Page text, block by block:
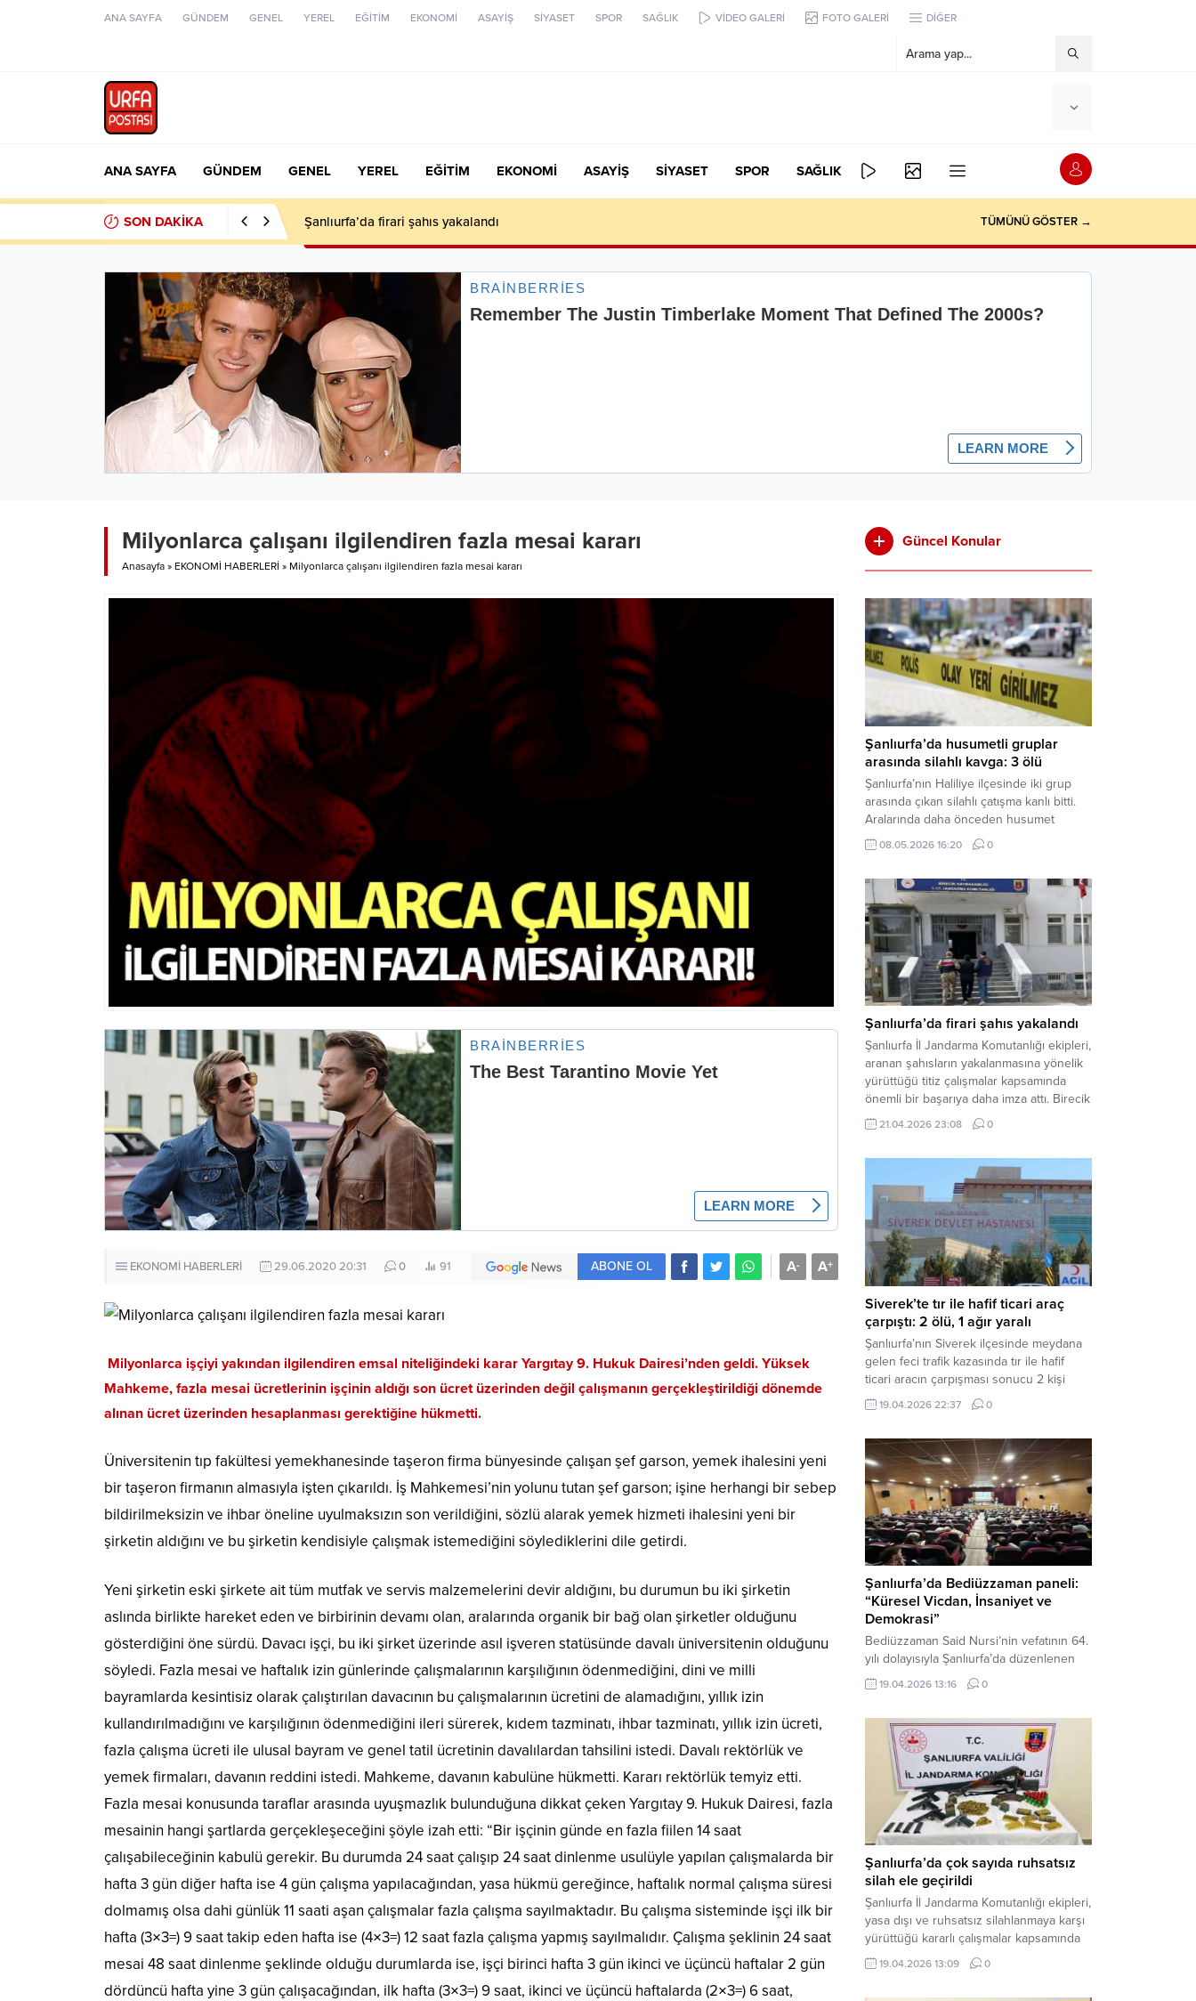
ANA SAYFA GÜNDEM GENEL YEREL EĞİTİM EKONOMİ ASAYİŞ SİYASET SPOR SAĞLIK VİDEO GALERİ FOTO GALERİ DİĞER
ANA SAYFA GÜNDEM GENEL YEREL EĞİTİM EKONOMİ ASAYİŞ SİYASET SPOR SAĞLIK
SON DAKİKA Şanlıurfa’da firari şahıs yakalandı TÜMÜNÜ GÖSTER →
Milyonlarca çalışanı ilgilendiren fazla mesai kararı
Anasayfa » EKONOMİ HABERLERİ » Milyonlarca çalışanı ilgilendiren fazla mesai kararı
EKONOMİ HABERLERİ 29.06.2020 20:31 0 91 A+
A-
ABONE OL
Milyonlarca işçiyi yakından ilgilendiren emsal niteliğindeki karar Yargıtay 9. Hukuk Dairesi’nden geldi. Yüksek
Mahkeme, fazla mesai ücretlerinin işçinin aldığı son ücret üzerinden değil çalışmanın gerçekleştirildiği dönemde
alınan ücret üzerinden hesaplanması gerektiğine hükmetti.
Üniversitenin tıp fakültesi yemekhanesinde taşeron firma bünyesinde çalışan şef garson, yemek ihalesini yeni
bir taşeron firmanın almasıyla işten çıkarıldı. İş Mahkemesi’nin yolunu tutan şef garson; işine herhangi bir sebep
bildirilmeksizin ve ihbar öneline uyulmaksızın son verildiğini, sözlü alarak yemek hizmeti ihalesini yeni bir
şirketin aldığını ve bu şirketin kendisiyle çalışmak istemediğini söylediklerini dile getirdi.
Yeni şirketin eski şirkete ait tüm mutfak ve servis malzemelerini devir aldığını, bu durumun bu iki şirketin
aslında birlikte hareket eden ve birbirinin devamı olan, aralarında organik bir bağ olan şirketler olduğunu
gösterdiğini öne sürdü. Davacı işçi, bu iki şirket üzerinde asıl işveren statüsünde davalı üniversitenin olduğunu
söyledi. Fazla mesai ve haftalık izin günlerinde çalışmalarının karşılığının ödenmediğini, dini ve milli
bayramlarda kesintisiz olarak çalıştırılan davacının bu çalışmalarının ücretini de alamadığını, yıllık izin
kullandırılmadığını ve karşılığının ödenmediğini ileri sürerek, kıdem tazminatı, ihbar tazminatı, yıllık izin ücreti,
fazla çalışma ücreti ile ulusal bayram ve genel tatil ücretinin davalılardan tahsilini istedi. Davalı rektörlük ve
yemek firmaları, davanın reddini istedi. Mahkeme, davanın kabulüne hükmetti. Kararı rektörlük temyiz etti.
Fazla mesai konusunda taraflar arasında uyuşmazlık bulunduğuna dikkat çeken Yargıtay 9. Hukuk Dairesi, fazla
mesainin hangi şartlarda gerçekleşeceğini şöyle izah etti: “Bir işçinin günde en fazla fiilen 14 saat
çalışabileceğinin kabulü gerekir. Bu durumda 24 saat çalışıp 24 saat dinlenme usulüyle yapılan çalışmalarda bir
hafta 3 gün diğer hafta ise 4 gün çalışma yapılacağından, yasa hükmü gereğince, haftalık normal çalışma süresi
dolmamış olsa dahi günlük 11 saati aşan çalışmalar fazla çalışma sayılmaktadır. Bu çalışma sisteminde işçi ilk bir
hafta (3×3=) 9 saat takip eden hafta ise (4×3=) 12 saat fazla çalışma yapmış sayılmalıdır. Çalışma şeklinin 24 saat
mesai 48 saat dinlenme şeklinde olduğu durumlarda ise, işçi birinci hafta 3 gün ikinci ve üçüncü haftalar 2 gün
dördüncü hafta yine 3 gün çalışacağından, ilk hafta (3×3=) 9 saat, ikinci ve üçüncü haftalarda (2×3=) 6 saat,
Güncel Konular
Şanlıurfa’da husumetli gruplar
arasında silahlı kavga: 3 ölü
Şanlıurfa’nın Haliliye ilçesinde iki grup
arasında çıkan silahlı çatışma kanlı bitti.
Aralarında daha önceden husumet
olduğu öğrenilen tarafların kavgası
neticesinde 3 kişi olay yerinde yaşamını
ilçesine bağlı kırsal Konaç Mahallesi’nde
meydana geldi. Edinilen bilgilere göre,
aralarında husumet bulunan iki grup
arasında henüz belirlenemeyen bir...
08.05.2026 16:20 0
Şanlıurfa’da firari şahıs yakalandı
Şanlıurfa İl Jandarma Komutanlığı ekipleri,
aranan şahısların yakalanmasına yönelik
yürüttüğü titiz çalışmalar kapsamında
önemli bir başarıya daha imza attı. Birecik
ilçesinde düzenlenen operasyonla,
hakkında kesinleşmiş hapis cezası
teslim edildi. Haber Merkezi – Şanlıurfa
Valiliği İl Basın ve Halkla İlişkiler
Müdürlüğü tarafından yapılan açıklamaya
göre; İl...
21.04.2026 23:08 0
Siverek’te tır ile hafif ticari araç
çarpıştı: 2 ölü, 1 ağır yaralı
Şanlıurfa’nın Siverek ilçesinde meydana
gelen feci trafik kazasında tır ile hafif
ticari aracın çarpışması sonucu 2 kişi
yaşamını yitirdi, 1 kişi ise ağır yaralandı.
Haber Merkezi – Siverek-Adıyaman kara
çarpışması sonucu meydana gelen
kazada can pazarı yaşandı. Kafa Kafaya
Çarpıştılar Edinilen bilgilere göre,
Hüseyin Çelik (29)...
19.04.2026 22:37 0
Şanlıurfa’da Bediüzzaman paneli:
“Küresel Vicdan, İnsaniyet ve
Demokrasi”
Bediüzzaman Said Nursi’nin vefatının 64.
yılı dolayısıyla Şanlıurfa’da düzenlenen
panelde, günümüzün manevi ve
toplumsal sorunlarına Risale-i Nur
Necmettin Cevheri Kültür Merkezi’nde
gerçekleştirilen “Küresel Vicdan,
İnsaniyet ve Demokrasi” başlıklı panel,
hürriyet, adalet ve hukuk vurgularıyla
yoğun katılıma sahne oldu. Haber
Merkezi – Bediüzzaman Eğitim Kültür ve
Sanat...
19.04.2026 13:16 0
Şanlıurfa’da çok sayıda ruhsatsız
silah ele geçirildi
Şanlıurfa İl Jandarma Komutanlığı ekipleri,
yasa dışı ve ruhsatsız silahlanmaya karşı
yürüttüğü kararlı çalışmalar kapsamında
Bozova ilçesinde bir ikamete operasyon
düzenledi. Yapılan aramada çok sayıda
19.04.2026 13:09 0